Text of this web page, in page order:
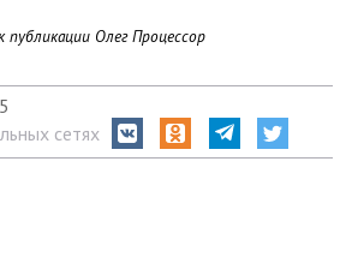
Олег Процессор
сетях